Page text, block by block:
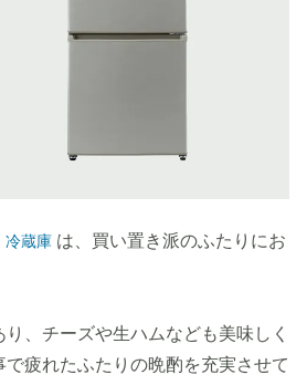
冷蔵庫 は、買い置き派のふたりにお
、チーズや生ハムなども美味しく
疲れたふたりの晩酌を充実させて